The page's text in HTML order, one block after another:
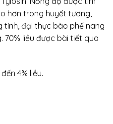
hơn trong huyết tương,
đại thực bào phế nang
70% liều được bài tiết qua
4% liều.